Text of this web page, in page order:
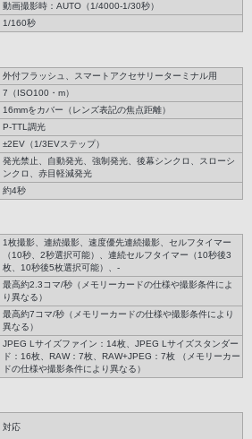
動画撮影時：AUTO（1/4000-1/30秒）
1/160秒
外付フラッシュ、スマートアクセサリーターミナル用
7（ISO100・m）
16mmをカバー（レンズ表記の焦点距離）
P-TTL調光
±2EV（1/3EVステップ）
発光禁止、自動発光、強制発光、後幕シンクロ、スローシ
ンクロ、赤目軽減発光
約4秒
1枚撮影、連続撮影、速度優先連続撮影、セルフタイマー
（10秒、2秒選択可能）、連続セルフタイマー（10秒後3
枚、10秒後5枚選択可能）、-
最高約2.3コマ/秒（メモリーカードの仕様や撮影条件によ
り異なる）
最高約7コマ/秒（メモリーカードの仕様や撮影条件により
異なる）
JPEG Lサイズファイン：14枚、JPEG Lサイズスタンダー
ド：16枚、RAW：7枚、RAW+JPEG：7枚 （メモリーカー
ドの仕様や撮影条件により異なる）
対応